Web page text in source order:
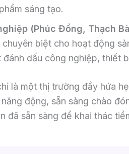
sáng tạo.
(Phúc Đồng, Thạch
chuyên biệt cho hoạt động
đánh dấu công nghiệp, thiết
là một thị trường đầy hứa
động, sẵn sàng chào
đã sẵn sàng để khai thác